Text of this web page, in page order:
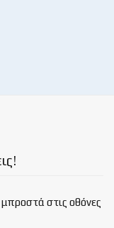
στις οθόνες